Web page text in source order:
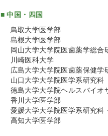
■ 中国・四国
鳥取大学医学部
島根大学医学部
岡山大学大学院医歯薬学総合
川崎医科大学
広島大学大学院医歯薬保健学
山口大学大学院医学系研究科
徳島大学大学院ヘルスバイオ
香川大学医学部
愛媛大学大学院医学系研究科
高知大学医学部